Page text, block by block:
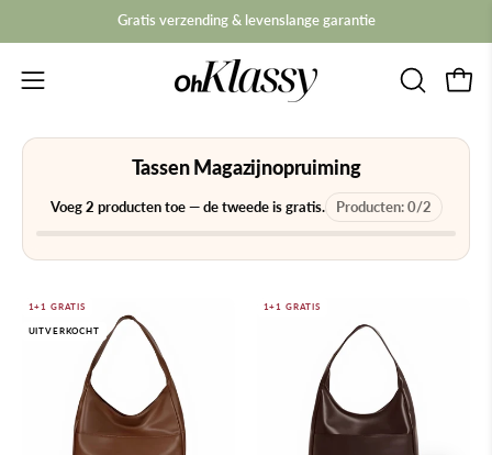
naar
inhoud
Gratis verzending & levenslange garantie
Navigatiemenu
Tassen Magazijnopruiming
Voeg 2 producten toe — de tweede is gratis. Producten: 0/2
Marise
handtas
bruin
1+1 GRATIS
UITVERKOCHT
Hobo-
Espresso
1+1 GRATIS